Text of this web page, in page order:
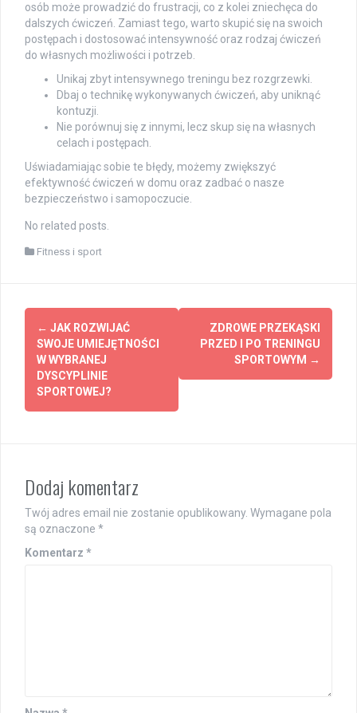
osób może prowadzić do frustracji, co z kolei zniechęca do
dalszych ćwiczeń. Zamiast tego, warto skupić się na swoich
postępach i dostosować intensywność oraz rodzaj ćwiczeń
do własnych możliwości i potrzeb.
Unikaj zbyt intensywnego treningu bez rozgrzewki.
Dbaj o technikę wykonywanych ćwiczeń, aby uniknąć
kontuzji.
Nie porównuj się z innymi, lecz skup się na własnych
celach i postępach.
Uświadamiając sobie te błędy, możemy zwiększyć
efektywność ćwiczeń w domu oraz zadbać o nasze
bezpieczeństwo i samopoczucie.
No related posts.
Fitness i sport
Post
navigation
← JAK ROZWIJAĆ
SWOJE UMIEJĘTNOŚCI
W WYBRANEJ
DYSCYPLINIE
SPORTOWEJ?
ZDROWE PRZEKĄSKI
PRZED I PO TRENINGU
SPORTOWYM →
Dodaj komentarz
Twój adres email nie zostanie opublikowany. Wymagane pola
są oznaczone *
Komentarz *